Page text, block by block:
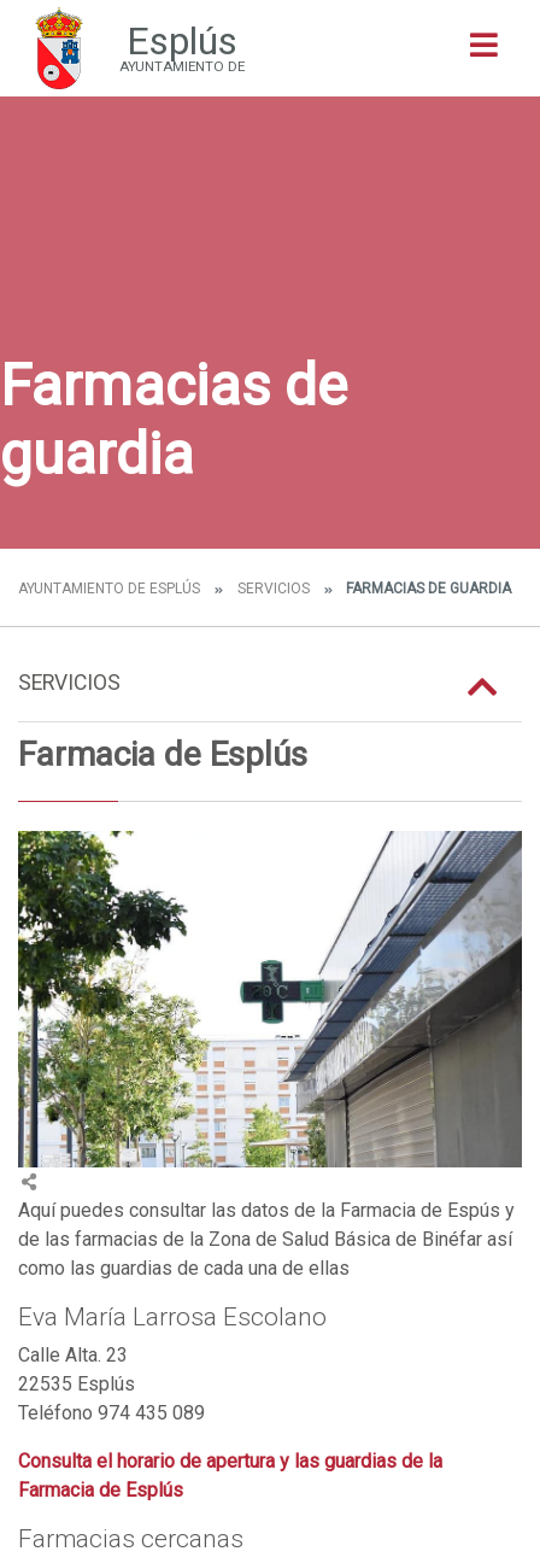
Esplús
AYUNTAMIENTO DE
Farmacias de
guardia
AYUNTAMIENTO DE ESPLÚS SERVICIOS FARMACIAS DE GUARDIA
SERVICIOS
Farmacia de Esplús
Aquí puedes consultar las datos de la Farmacia de Espús y
de las farmacias de la Zona de Salud Básica de Binéfar así
como las guardias de cada una de ellas
Eva María Larrosa Escolano
Calle Alta. 23
22535 Esplús
Teléfono 974 435 089
Consulta el horario de apertura y las guardias de la
Farmacia de Esplús
Farmacias cercanas